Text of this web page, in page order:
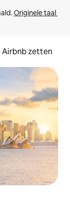
Originele taal
Airbnb zetten